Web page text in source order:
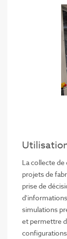
La collecte
projets de
prise de
simulations
et permettre